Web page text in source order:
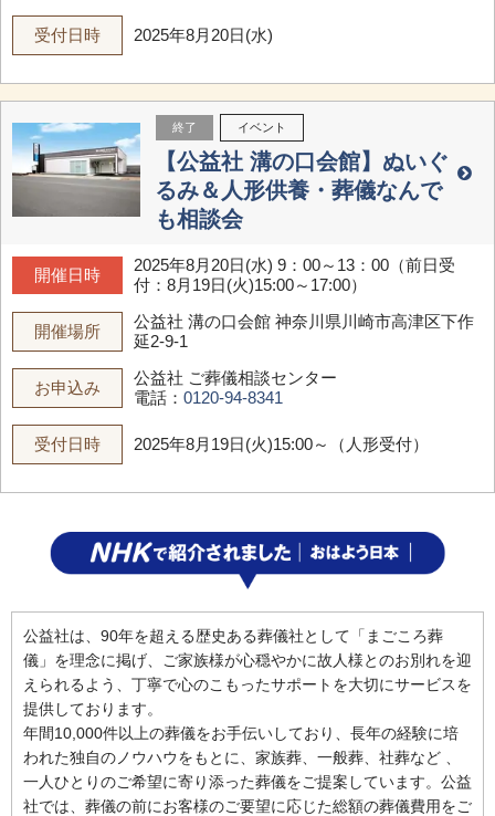
受付日時 2025年8月20日(水)
終了 イベント
【公益社 溝の口会館】ぬいぐ
るみ＆人形供養・葬儀なんで
も相談会
開催日時
2025年8月20日(水) 9：00～13：00（前日受
付：8月19日(火)15:00～17:00）
開催場所
公益社 溝の口会館 神奈川県川崎市高津区下作
延2-9-1
お申込み
公益社 ご葬儀相談センター
電話： 0120-94-8341
受付日時 2025年8月19日(火)15:00～（人形受付）
公益社は、90年を超える歴史ある葬儀社として「まごころ葬
儀」を理念に掲げ、ご家族様が心穏やかに故人様とのお別れを迎
えられるよう、丁寧で心のこもったサポートを大切にサービスを
提供しております。
年間10,000件以上の葬儀をお手伝いしており、長年の経験に培
われた独自のノウハウをもとに、家族葬、一般葬、社葬など 、
一人ひとりのご希望に寄り添った葬儀をご提案しています。公益
社では、葬儀の前にお客様のご要望に応じた総額の葬儀費用をご